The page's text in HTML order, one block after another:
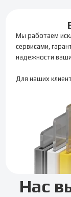
Мы работаем
сервисами,
надежности
Для наших
Нас